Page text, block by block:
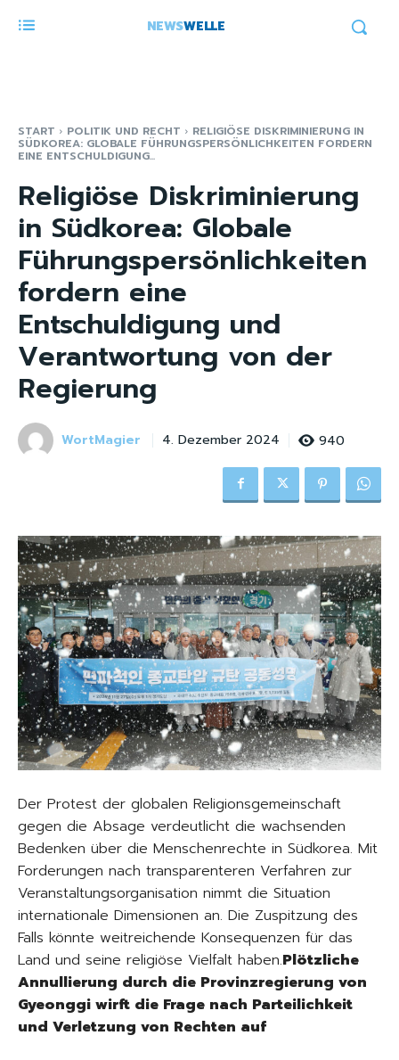
NEWSWELLE
START POLITIK UND RECHT RELIGIÖSE DISKRIMINIERUNG IN
SÜDKOREA: GLOBALE FÜHRUNGSPERSÖNLICHKEITEN FORDERN
EINE ENTSCHULDIGUNG...
Religiöse Diskriminierung
in Südkorea: Globale
Führungspersönlichkeiten
fordern eine
Entschuldigung und
Verantwortung von der
Regierung
WortMagier 4. Dezember 2024 940
Der Protest der globalen Religionsgemeinschaft
gegen die Absage verdeutlicht die wachsenden
Bedenken über die Menschenrechte in Südkorea. Mit
Forderungen nach transparenteren Verfahren zur
Veranstaltungsorganisation nimmt die Situation
internationale Dimensionen an. Die Zuspitzung des
Falls könnte weitreichende Konsequenzen für das
Land und seine religiöse Vielfalt haben.Plötzliche
Annullierung durch die Provinzregierung von
Gyeonggi wirft die Frage nach Parteilichkeit
und Verletzung von Rechten auf